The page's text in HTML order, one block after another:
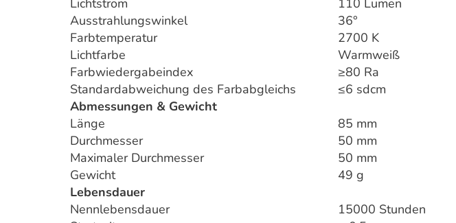
Lichtstrom
110 Lumen
Ausstrahlungswinkel
36°
Farbtemperatur
2700 K
Lichtfarbe
Warmweiß
Farbwiedergabeindex
≥80 Ra
Standardabweichung des Farbabgleichs
≤6 sdcm
Abmessungen & Gewicht
Länge
85 mm
Durchmesser
50 mm
Maximaler Durchmesser
50 mm
Gewicht
49 g
Lebensdauer
Nennlebensdauer
15000 Stunden